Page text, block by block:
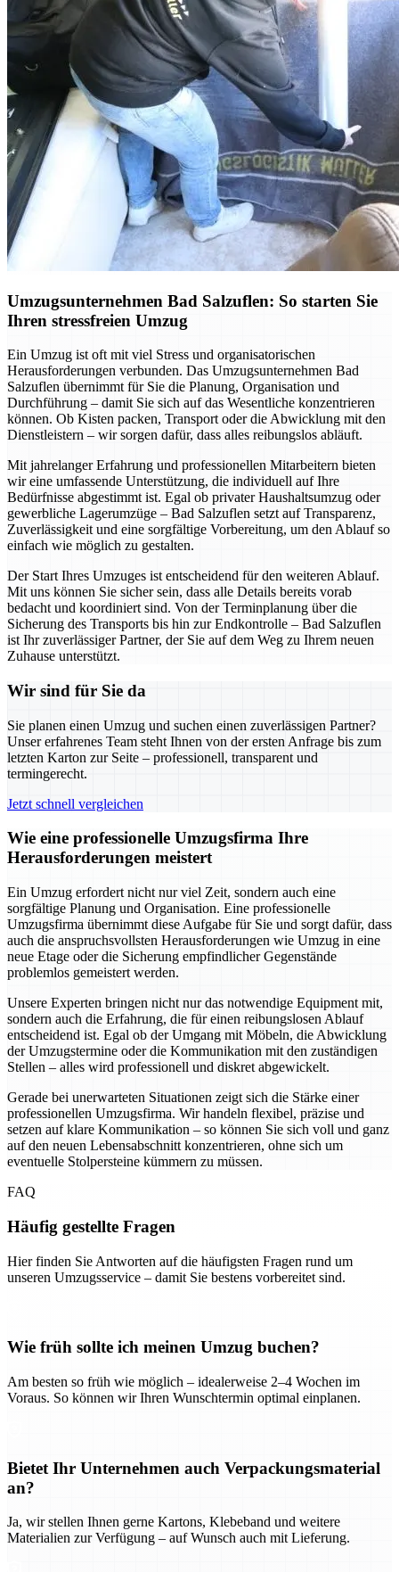
Umzugsunternehmen Bad Salzuflen: So starten Sie
Ihren stressfreien Umzug
Ein Umzug ist oft mit viel Stress und organisatorischen
Herausforderungen verbunden. Das Umzugsunternehmen Bad
Salzuflen übernimmt für Sie die Planung, Organisation und
Durchführung – damit Sie sich auf das Wesentliche konzentrieren
können. Ob Kisten packen, Transport oder die Abwicklung mit den
Dienstleistern – wir sorgen dafür, dass alles reibungslos abläuft.
Mit jahrelanger Erfahrung und professionellen Mitarbeitern bieten
wir eine umfassende Unterstützung, die individuell auf Ihre
Bedürfnisse abgestimmt ist. Egal ob privater Haushaltsumzug oder
gewerbliche Lagerumzüge – Bad Salzuflen setzt auf Transparenz,
Zuverlässigkeit und eine sorgfältige Vorbereitung, um den Ablauf so
einfach wie möglich zu gestalten.
Der Start Ihres Umzuges ist entscheidend für den weiteren Ablauf.
Mit uns können Sie sicher sein, dass alle Details bereits vorab
bedacht und koordiniert sind. Von der Terminplanung über die
Sicherung des Transports bis hin zur Endkontrolle – Bad Salzuflen
ist Ihr zuverlässiger Partner, der Sie auf dem Weg zu Ihrem neuen
Zuhause unterstützt.
Wir sind für Sie da
Sie planen einen Umzug und suchen einen zuverlässigen Partner?
Unser erfahrenes Team steht Ihnen von der ersten Anfrage bis zum
letzten Karton zur Seite – professionell, transparent und
termingerecht.
Jetzt schnell vergleichen
Wie eine professionelle Umzugsfirma Ihre
Herausforderungen meistert
Ein Umzug erfordert nicht nur viel Zeit, sondern auch eine
sorgfältige Planung und Organisation. Eine professionelle
Umzugsfirma übernimmt diese Aufgabe für Sie und sorgt dafür, dass
auch die anspruchsvollsten Herausforderungen wie Umzug in eine
neue Etage oder die Sicherung empfindlicher Gegenstände
problemlos gemeistert werden.
Unsere Experten bringen nicht nur das notwendige Equipment mit,
sondern auch die Erfahrung, die für einen reibungslosen Ablauf
entscheidend ist. Egal ob der Umgang mit Möbeln, die Abwicklung
der Umzugstermine oder die Kommunikation mit den zuständigen
Stellen – alles wird professionell und diskret abgewickelt.
Gerade bei unerwarteten Situationen zeigt sich die Stärke einer
professionellen Umzugsfirma. Wir handeln flexibel, präzise und
setzen auf klare Kommunikation – so können Sie sich voll und ganz
auf den neuen Lebensabschnitt konzentrieren, ohne sich um
eventuelle Stolpersteine kümmern zu müssen.
FAQ
Häufig gestellte Fragen
Hier finden Sie Antworten auf die häufigsten Fragen rund um
unseren Umzugsservice – damit Sie bestens vorbereitet sind.
Wie früh sollte ich meinen Umzug buchen?
Am besten so früh wie möglich – idealerweise 2–4 Wochen im
Voraus. So können wir Ihren Wunschtermin optimal einplanen.
Bietet Ihr Unternehmen auch Verpackungsmaterial
an?
Ja, wir stellen Ihnen gerne Kartons, Klebeband und weitere
Materialien zur Verfügung – auf Wunsch auch mit Lieferung.